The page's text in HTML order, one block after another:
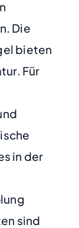
Die
bieten
Für
in der
sind